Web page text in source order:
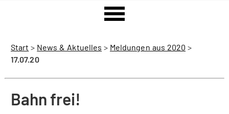
Start > News & Aktuelles > Meldungen aus 2020 >
17.07.20
Bahn frei!